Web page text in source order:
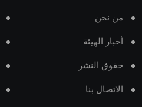
من نحن
أخبار الهيئة
حقوق النشر
الاتصال بنا